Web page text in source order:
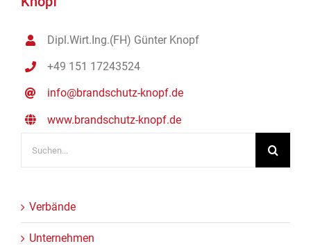
Dipl.Wirt.Ing.(FH) Günter Knopf
+49 151 17243524
info@brandschutz-knopf.de
www.brandschutz-knopf.de
nach:
Verbände
Unternehmen